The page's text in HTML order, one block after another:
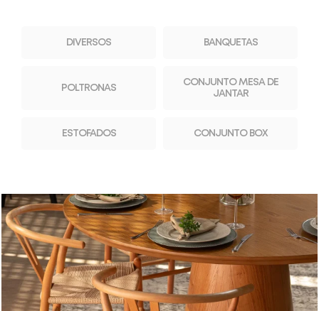
DIVERSOS BANQUETAS
POLTRONAS
CONJUNTO MESA DE
JANTAR
ESTOFADOS CONJUNTO BOX